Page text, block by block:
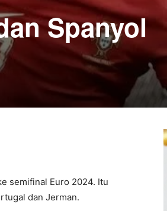
Spanyol
semifinal Euro 2024. Itu
dan Jerman.